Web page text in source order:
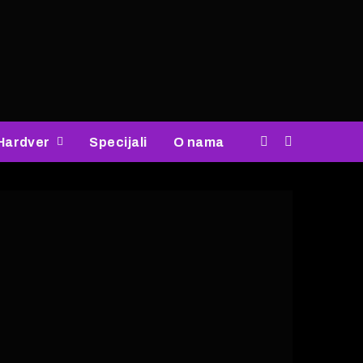
Specijali O nama